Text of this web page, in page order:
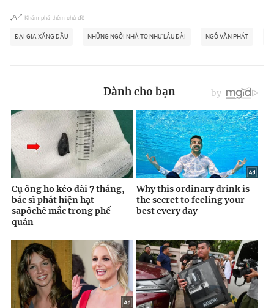
Khám phá thêm chủ đề
ĐẠI GIA XĂNG DẦU NHỮNG NGÔI NHÀ TO NHƯ LÂU ĐÀI NGÔ VĂN PHÁT